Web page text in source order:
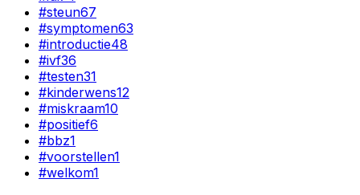
#steun67
#symptomen63
#introductie48
#ivf36
#testen31
#kinderwens12
#miskraam10
#positief6
#bbz1
#voorstellen1
#welkom1